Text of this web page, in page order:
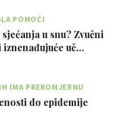
POMOĆI
u snu? Zvučni
uč…
IMA PREKOMJERNU
do epidemije